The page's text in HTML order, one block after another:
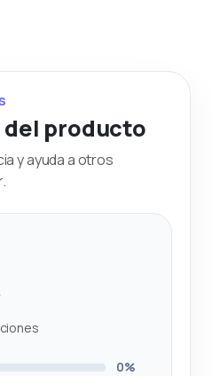
producto
y ayuda a otros
0%